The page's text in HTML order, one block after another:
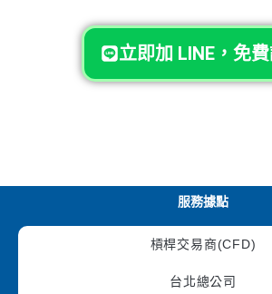
立即加 LINE，免
服務據點
槓桿交易商(CFD)
台北總公司